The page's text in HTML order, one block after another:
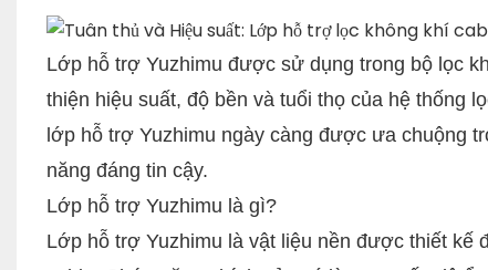
Lớp hỗ trợ Yuzhimu được sử dụng trong bộ lọc
thiện hiệu suất, độ bền và tuổi thọ của hệ thống
lớp hỗ trợ Yuzhimu ngày càng được ưa chuộng
năng đáng tin cậy.
Lớp hỗ trợ Yuzhimu là gì?
Lớp hỗ trợ Yuzhimu là vật liệu nền được thiết kế